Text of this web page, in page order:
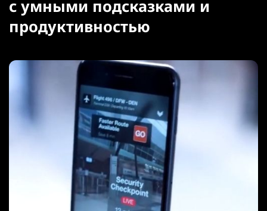
с умными подсказками и
продуктивностью